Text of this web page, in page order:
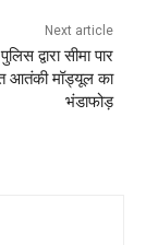
Next article
द्वारा सीमा पार
आतंकी मॉड्यूल का
भंडाफोड़